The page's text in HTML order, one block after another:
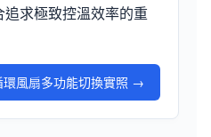
求極致控溫效率的重
風扇多功能切換實照 →